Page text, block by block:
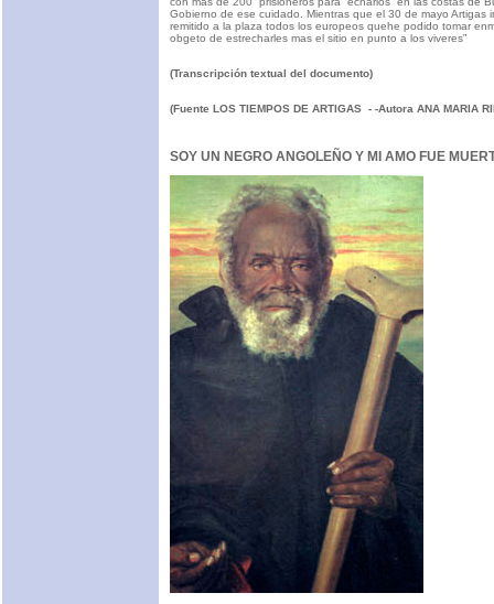
Gobierno de ese cuidado. Mientras que el 30 de mayo Artigas
remitido a la plaza todos los europeos quehe podido tomar
obgeto de estrecharles mas el sitio en punto a los viveres”
(Transcripción textual del documento)
(Fuente LOS TIEMPOS DE ARTIGAS - -Autora ANA MARIA
SOY UN NEGRO ANGOLEÑO Y MI AMO FUE